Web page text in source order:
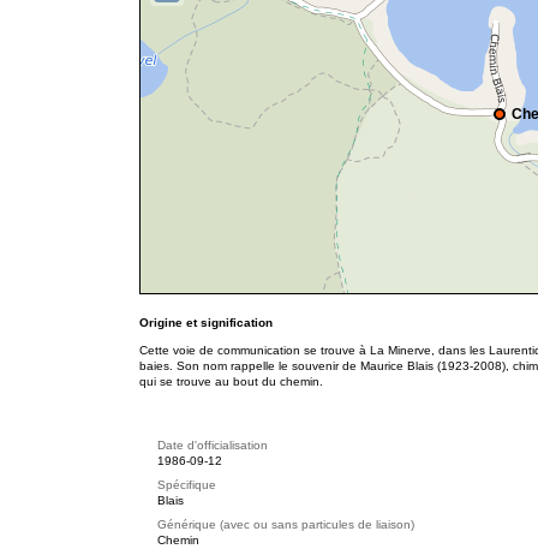
Origine et signification
Cette voie de communication se trouve à La Minerve, dans les
baies. Son nom rappelle le souvenir de Maurice Blais (1923-2008),
qui se trouve au bout du chemin.
Date d'officialisation
1986-09-12
Spécifique
Blais
Générique (avec ou sans particules de liaison)
Chemin